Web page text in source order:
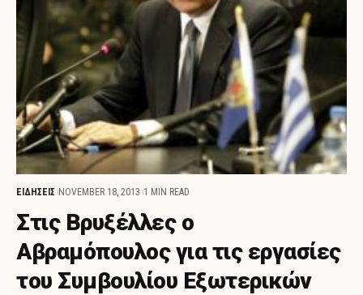
ΕΙΔΗΣΕΙΣ NOVEMBER 18, 2013 1 MIN READ
Στις Βρυξέλλες ο
Αβραμόπουλος για τις εργασίες
του Συμβουλίου Εξωτερικών